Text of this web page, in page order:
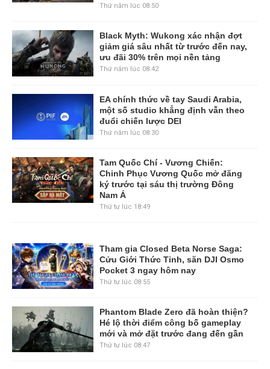
Thứ năm lúc 08:50
Black Myth: Wukong xác nhận đợt
giảm giá sâu nhất từ trước đến nay,
ưu đãi 30% trên mọi nền tảng
Thứ năm lúc 08:42
EA chính thức về tay Saudi Arabia,
một số studio khẳng định vẫn theo
đuổi chiến lược DEI
Thứ năm lúc 08:30
Tam Quốc Chí - Vương Chiến:
Chinh Phục Vương Quốc mở đăng
ký trước tại sáu thị trường Đông
Nam Á
Thứ tư lúc 18:49
Tham gia Closed Beta Norse Saga:
Cửu Giới Thức Tỉnh, săn DJI Osmo
Pocket 3 ngay hôm nay
Thứ tư lúc 08:55
Phantom Blade Zero đã hoàn thiện?
Hé lộ thời điểm công bố gameplay
mới và mở đặt trước đang đến gần
Thứ tư lúc 08:47